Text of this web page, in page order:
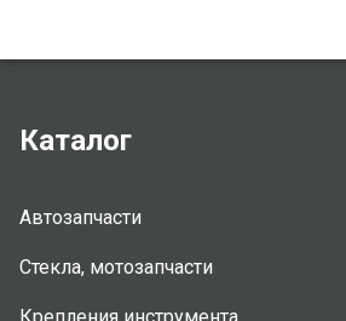
Каталог
Автозапчасти
Стекла, мотозапчасти